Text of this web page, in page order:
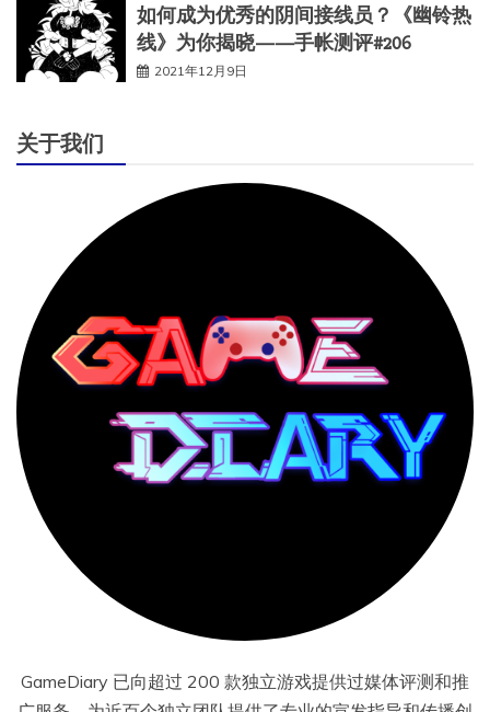
如何成为优秀的阴间接线员？《幽铃热
线》为你揭晓——手帐测评#206
2021年12月9日
关于我们
GameDiary 已向超过 200 款独立游戏提供过媒体评测和推